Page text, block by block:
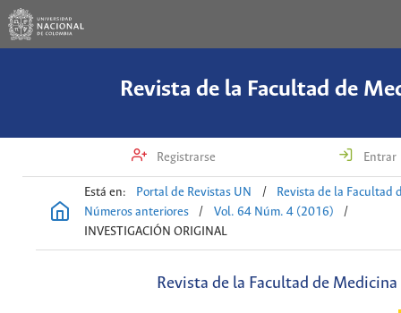
Revista de la Facultad de
Registrarse Entrar
Está en: Portal de Revistas UN /
Revista de la Facultad
Números anteriores
/ Vol. 64 Núm. 4 (2016)
/
INVESTIGACIÓN ORIGINAL
Revista de la Facultad de Medicina